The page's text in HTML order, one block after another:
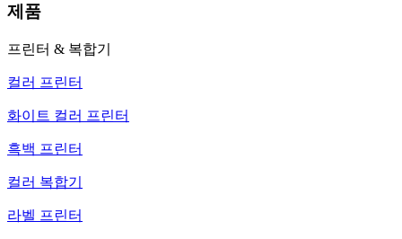
제품
프린터 & 복합기
컬러 프린터
화이트 컬러 프린터
흑백 프린터
컬러 복합기
라벨 프린터